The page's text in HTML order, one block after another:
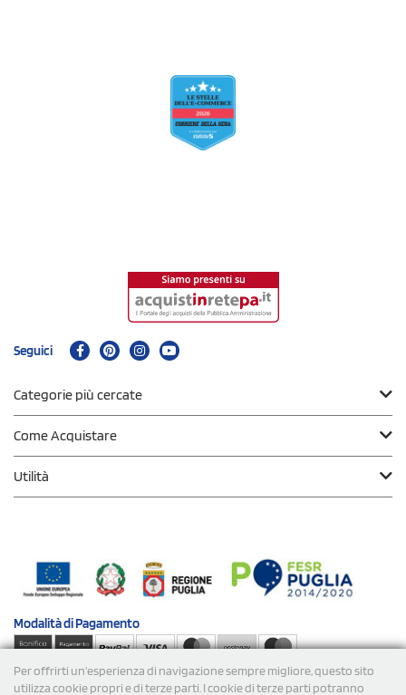
Per offrirti un'esperienza di navigazione sempre migliore, questo sito
utilizza cookie propri e di terze parti. I cookie di terze parti potranno
Seguici
Categorie più cercate
Come Acquistare
Utilità
Modalità diPagamento
Spedizioni